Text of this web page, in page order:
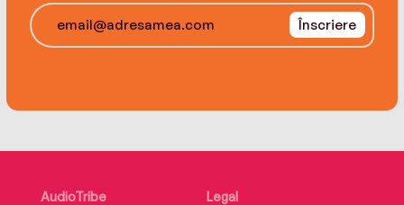
Înscriere
AudioTribe
Legal